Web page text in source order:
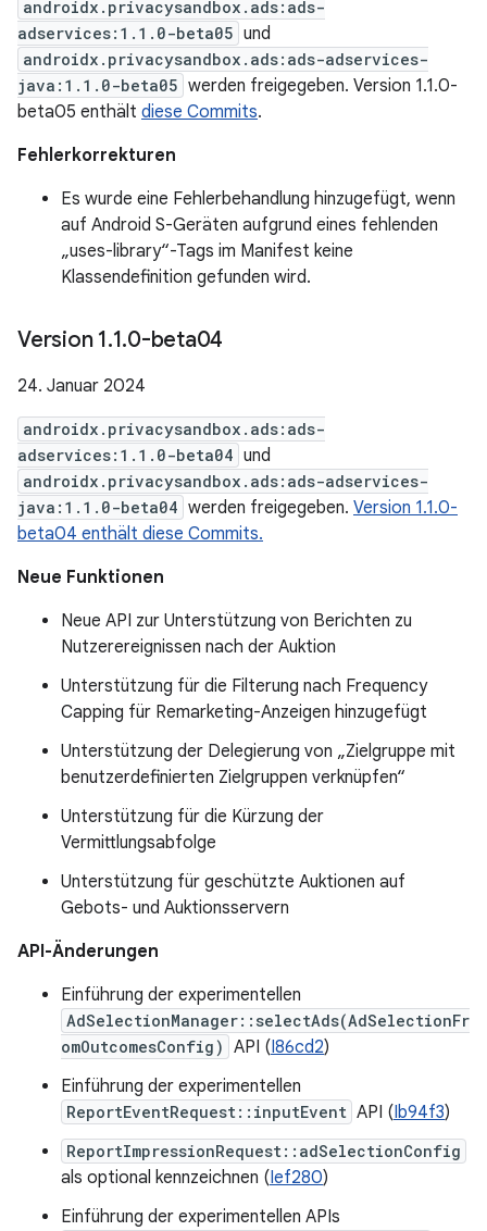
androidx.privacysandbox.ads:ads-
adservices:1.1.0-beta05 und
androidx.privacysandbox.ads:ads-adservices-
java:1.1.0-beta05 werden freigegeben. Version 1.1.0-
beta05 enthält diese Commits.
Fehlerkorrekturen
Es wurde eine Fehlerbehandlung hinzugefügt, wenn
auf Android S-Geräten aufgrund eines fehlenden
„uses-library“-Tags im Manifest keine
Klassendefinition gefunden wird.
Version 1.1.0-beta04
24. Januar 2024
androidx.privacysandbox.ads:ads-
adservices:1.1.0-beta04 und
androidx.privacysandbox.ads:ads-adservices-
java:1.1.0-beta04 werden freigegeben. Version 1.1.0-
beta04 enthält diese Commits.
Neue Funktionen
Neue API zur Unterstützung von Berichten zu
Nutzerereignissen nach der Auktion
Unterstützung für die Filterung nach Frequency
Capping für Remarketing-Anzeigen hinzugefügt
Unterstützung der Delegierung von „Zielgruppe mit
benutzerdefinierten Zielgruppen verknüpfen“
Unterstützung für die Kürzung der
Vermittlungsabfolge
Unterstützung für geschützte Auktionen auf
Gebots- und Auktionsservern
API-Änderungen
Einführung der experimentellen
AdSelectionManager::selectAds(AdSelectionFr
omOutcomesConfig) API (I86cd2)
Einführung der experimentellen
ReportEventRequest::inputEvent API (Ib94f3)
ReportImpressionRequest::adSelectionConfig
als optional kennzeichnen (Ief280)
Einführung der experimentellen APIs